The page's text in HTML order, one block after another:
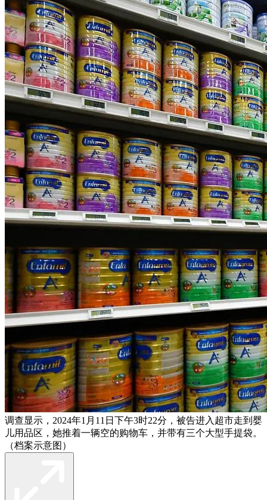
调查显示，2024年1月11日下午3时22分，被告进入超市走到婴
儿用品区，她推着一辆空的购物车，并带有三个大型手提袋。
（档案示意图）